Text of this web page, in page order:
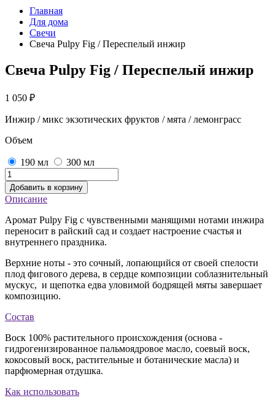
Главная
Для дома
Свечи
Свеча Pulpy Fig / Переспелый инжир
Свеча Pulpy Fig / Переспелый инжир
1 050 ₽
Инжир / микс экзотических фруктов / мята / лемонграсс
Объем
190 мл 300 мл
Добавить в корзину
Описание
Аромат Pulpy Fig с чувственными манящими нотами инжира
переносит в райский сад и создает настроение счастья и
внутреннего праздника.
Верхние ноты - это сочный, лопающийся от своей спелости
плод фигового дерева, в сердце композиции соблазнительный
мускус, и щепотка едва уловимой бодрящей мяты завершает
композицию.
Состав
Воск 100% растительного происхождения (основа -
гидрогенизированное пальмоядровое масло, соевый воск,
кокосовый воск, растительные и ботанические масла) и
парфюмерная отдушка.
Как использовать